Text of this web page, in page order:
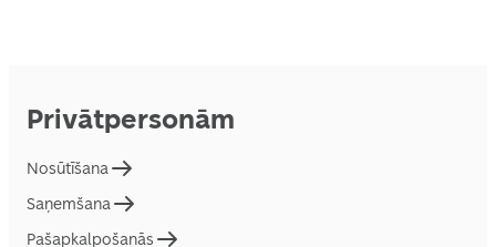
Privātpersonām
Nosūtīšana
Saņemšana
Pašapkalpošanās